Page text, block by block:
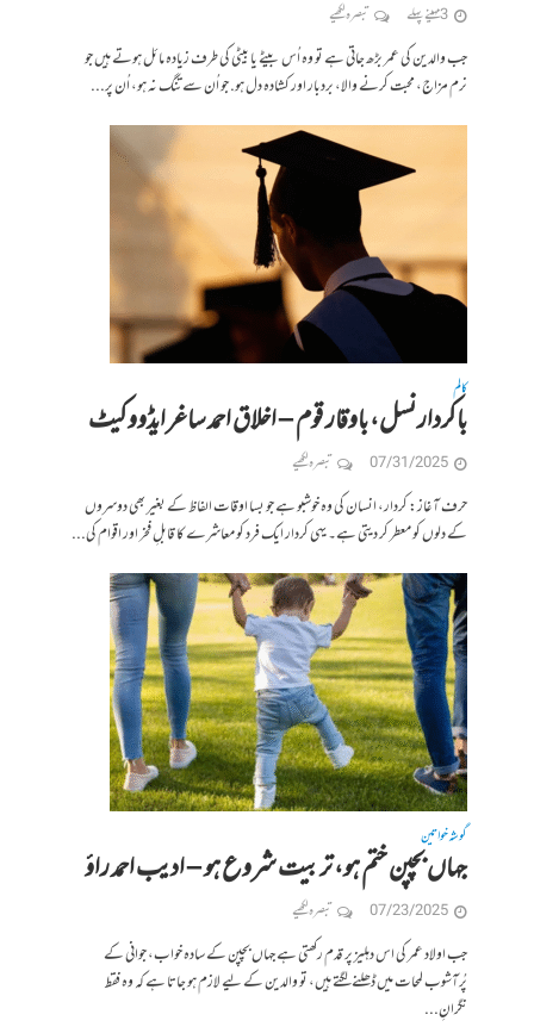
3 مہینے پہلے تبصرہ لکھیے
جب والدین کی عمر بڑھ جاتی ہے تو وہ اُس بیٹے یا بیٹی کی طرف زیادہ مائل ہوتے ہیں جو
نرم مزاج، محبت کرنے والا، بردبار اور کشادہ دل ہو. جو اُن سے تنگ نہ ہو، اُن پر...
کالم
باکردار نسل، باوقار قوم – اخلاق احمد ساغر ایڈووکیٹ
07/31/2025 تبصرہ لکھیے
حرف آغاز: کردار، انسان کی وہ خوشبو ہے جو بسا اوقات الفاظ کے بغیر بھی دوسروں
کے دلوں کو معطر کر دیتی ہے۔ یہی کردار ایک فرد کو معاشرے کا قابلِ فخر اور اقوام کی...
گوشہ خواتین
جہاں بچپن ختم ہو، تربیت شروع ہو – ادیب احمد راؤ
07/23/2025 تبصرہ لکھیے
جب اولاد عمر کی اس دہلیز پر قدم رکھتی ہے جہاں بچپن کے سادہ خواب، جوانی کے
پُرآشوب لمحات میں ڈھلنے لگتے ہیں، تو والدین کے لیے لازم ہو جاتا ہے کہ وہ فقط
نگرانِ...